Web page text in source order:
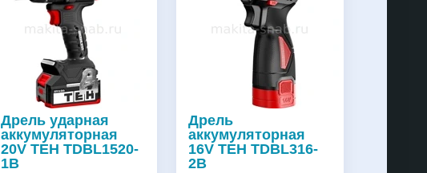
Дрель ударная
аккумуляторная
20V TEH TDBL1520-
1B
Дрель
аккумуляторная
16V TEH TDBL316-
2B